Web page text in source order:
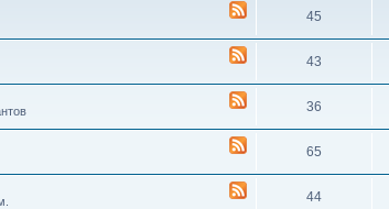
45
43
36
65
44